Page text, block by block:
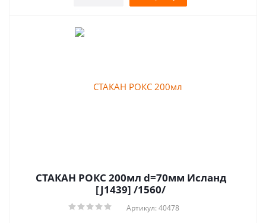
СТАКАН РОКС 200мл d=70мм Исланд
[J1439] /1560/
Артикул: 40478